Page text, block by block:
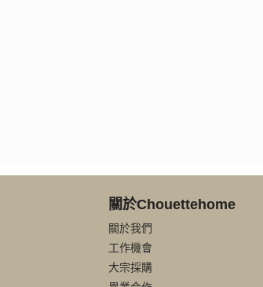
關於Chouettehome
關於我們
工作機會
大宗採購